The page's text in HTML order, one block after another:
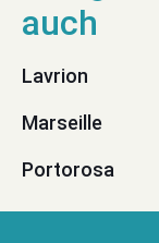
Lavrion
Marseille
Portorosa